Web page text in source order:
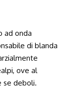
ad onda
di blanda
ove al
se deboli.